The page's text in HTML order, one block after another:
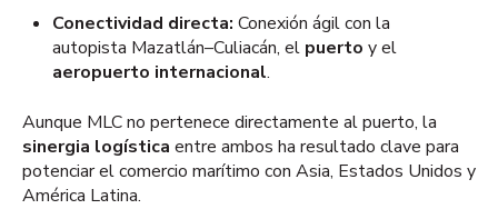
Conectividad directa: Conexión ágil con la
autopista Mazatlán–Culiacán, el puerto y el
aeropuerto internacional.
Aunque MLC no pertenece directamente al puerto, la
sinergia logística entre ambos ha resultado clave para
potenciar el comercio marítimo con Asia, Estados Unidos y
América Latina.